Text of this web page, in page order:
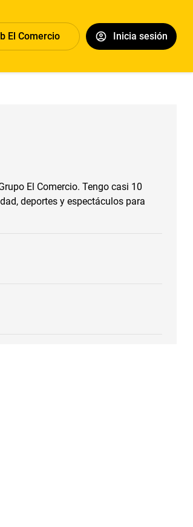
El Comercio Inicia sesión
El Comercio. Tengo casi 10
deportes y espectáculos para